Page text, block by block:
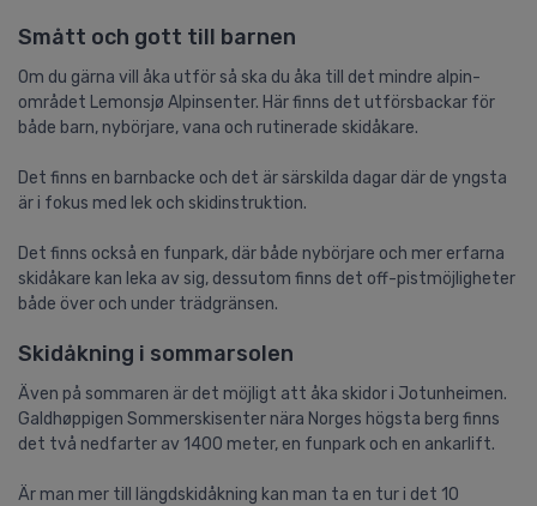
Smått och gott till barnen
Om du gärna vill åka utför så ska du åka till det mindre alpin-
området Lemonsjø Alpinsenter. Här finns det utförsbackar för
både barn, nybörjare, vana och rutinerade skidåkare.
Det finns en barnbacke och det är särskilda dagar där de yngsta
är i fokus med lek och skidinstruktion.
Det finns också en funpark, där både nybörjare och mer erfarna
skidåkare kan leka av sig, dessutom finns det off-pistmöjligheter
både över och under trädgränsen.
Skidåkning i sommarsolen
Även på sommaren är det möjligt att åka skidor i Jotunheimen.
Galdhøppigen Sommerskisenter nära Norges högsta berg finns
det två nedfarter av 1400 meter, en funpark och en ankarlift.
Är man mer till längdskidåkning kan man ta en tur i det 10